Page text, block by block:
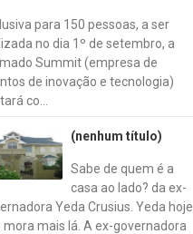
para 150 pessoas, a ser
no dia 1º de setembro, a
Summit (empresa de
de inovação e tecnologia)
co...
(nenhum título)
Sabe de quem é a
casa ao lado? da ex-
Yeda Crusius. Yeda hoje
mora mais lá. A ex-governadora